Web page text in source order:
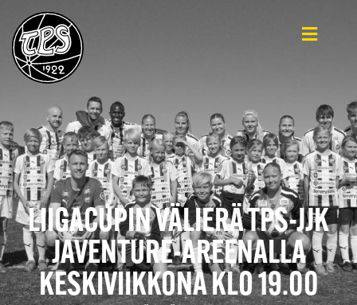
LIIGACUPIN VÄLIERÄ TPS-JJK
JAVENTURE-AREENALLA
KESKIVIIKKONA KLO 19.00